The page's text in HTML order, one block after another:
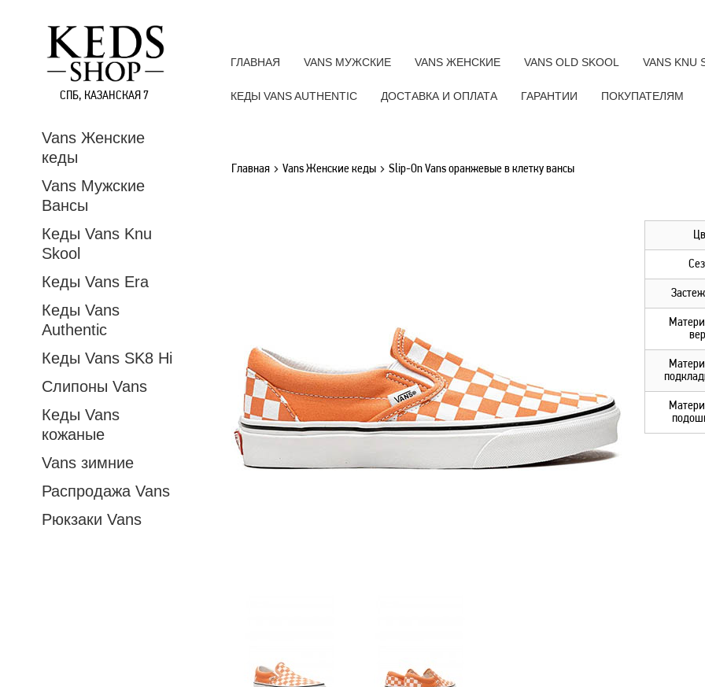
СПБ, КАЗАНСКАЯ 7
ГЛАВНАЯ VANS МУЖСКИЕ VANS ЖЕНСКИЕ VANS OLD SKOOL VANS KNU
КЕДЫ VANS AUTHENTIC ДОСТАВКА И ОПЛАТА ГАРАНТИИ ПОКУПАТЕЛЯМ
Vans Женские
кеды
Vans Мужские
Вансы
Кеды Vans Knu
Skool
Кеды Vans Era
Кеды Vans
Authentic
Кеды Vans SK8 Hi
Слипоны Vans
Кеды Vans
кожаные
Vans зимние
Распродажа Vans
Рюкзаки Vans
Главная Vans Женские кеды Slip-On Vans оранжевые в клетку вансы